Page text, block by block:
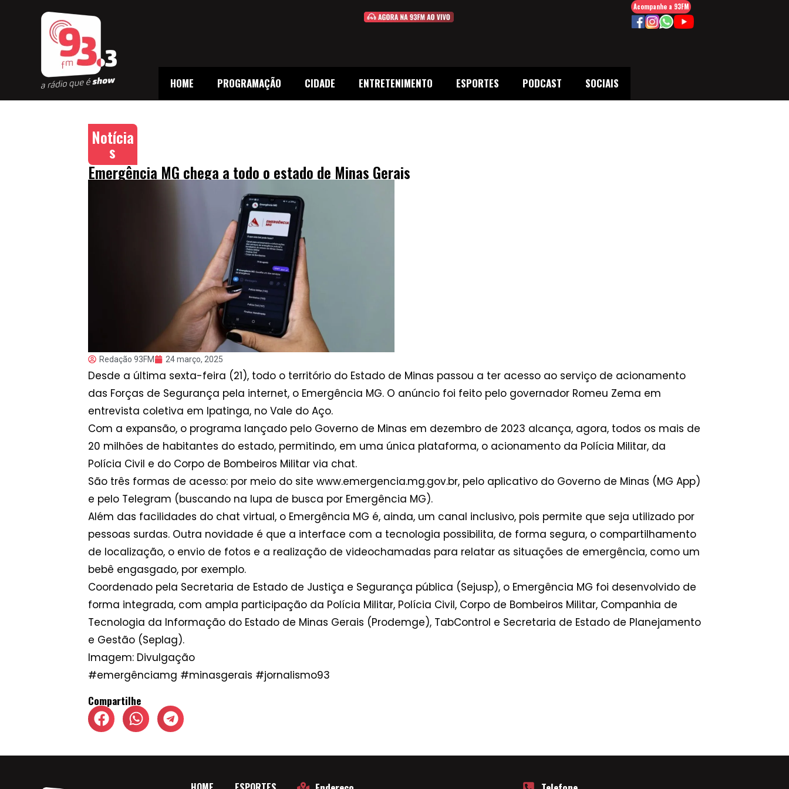
HOME PROGRAMAÇÃO CIDADE ENTRETENIMENTO ESPORTES PODCAST SOCIAIS
Acompanhe a 93FM
Notícia
s
Emergência MG chega a todo o estado de Minas Gerais
Redação 93FM 24 março, 2025
Desde a última sexta-feira (21), todo o território do Estado de Minas passou a ter acesso ao serviço de acionamento
das Forças de Segurança pela internet, o Emergência MG. O anúncio foi feito pelo governador Romeu Zema em
entrevista coletiva em Ipatinga, no Vale do Aço.
Com a expansão, o programa lançado pelo Governo de Minas em dezembro de 2023 alcança, agora, todos os mais de
20 milhões de habitantes do estado, permitindo, em uma única plataforma, o acionamento da Polícia Militar, da
Polícia Civil e do Corpo de Bombeiros Militar via chat.
São três formas de acesso: por meio do site www.emergencia.mg.gov.br, pelo aplicativo do Governo de Minas (MG App)
e pelo Telegram (buscando na lupa de busca por Emergência MG).
Além das facilidades do chat virtual, o Emergência MG é, ainda, um canal inclusivo, pois permite que seja utilizado por
pessoas surdas. Outra novidade é que a interface com a tecnologia possibilita, de forma segura, o compartilhamento
de localização, o envio de fotos e a realização de videochamadas para relatar as situações de emergência, como um
bebê engasgado, por exemplo.
Coordenado pela Secretaria de Estado de Justiça e Segurança pública (Sejusp), o Emergência MG foi desenvolvido de
forma integrada, com ampla participação da Polícia Militar, Polícia Civil, Corpo de Bombeiros Militar, Companhia de
Tecnologia da Informação do Estado de Minas Gerais (Prodemge), TabControl e Secretaria de Estado de Planejamento
e Gestão (Seplag).
Imagem: Divulgação
#emergênciamg #minasgerais #jornalismo93
Compartilhe